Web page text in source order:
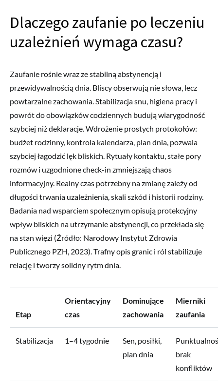
Dlaczego zaufanie po leczeniu
uzależnień wymaga czasu?
Zaufanie rośnie wraz ze stabilną abstynencją i
przewidywalnością dnia. Bliscy obserwują nie słowa, lecz
powtarzalne zachowania. Stabilizacja snu, higiena pracy i
powrót do obowiązków codziennych budują wiarygodność
szybciej niż deklaracje. Wdrożenie prostych protokołów:
budżet rodzinny, kontrola kalendarza, plan dnia, pozwala
szybciej łagodzić lęk bliskich. Rytuały kontaktu, stałe pory
rozmów i uzgodnione check-in zmniejszają chaos
informacyjny. Realny czas potrzebny na zmianę zależy od
długości trwania uzależnienia, skali szkód i historii rodziny.
Badania nad wsparciem społecznym opisują protekcyjny
wpływ bliskich na utrzymanie abstynencji, co przekłada się
na stan więzi (Źródło: Narodowy Instytut Zdrowia
Publicznego PZH, 2023). Trafny opis granic i ról stabilizuje
relację i tworzy solidny rytm dnia.
Etap
Orientacyjny
czas
Dominujące
zachowania
Mierniki
zaufania
Stabilizacja 1–4 tygodnie
Sen, posiłki,
plan dnia
brak
konfliktów